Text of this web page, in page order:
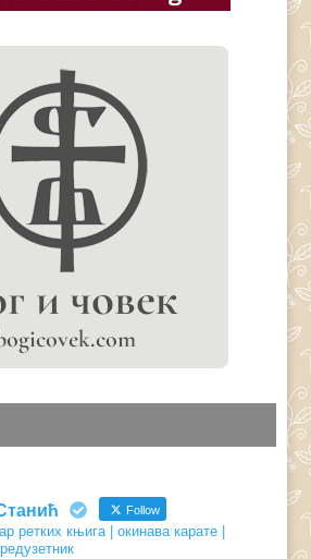
Follow
ретких књига | окинава карате |